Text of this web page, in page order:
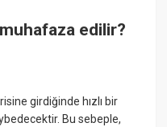
edilir?
girdiğinde hızlı bir
Bu sebeple,